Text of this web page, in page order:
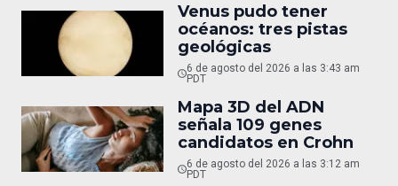
Venus pudo tener
océanos: tres pistas
geológicas
6 de agosto del 2026 a las 3:43 am
PDT
Mapa 3D del ADN
señala 109 genes
candidatos en Crohn
6 de agosto del 2026 a las 3:12 am
PDT